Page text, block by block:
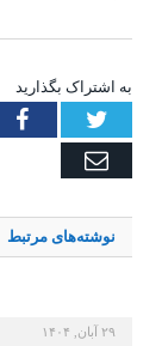
به اشتراک بگذارید
Twitter
Email
نوشته‌های مرتبط
۲۹ آبان, ۱۴۰۴